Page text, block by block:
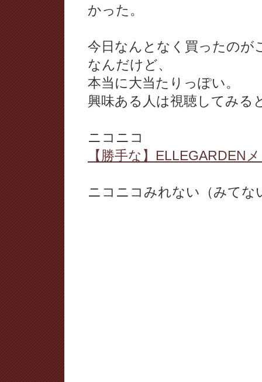
かった。
今日なんとなく買ったのが
なんだけど、
本当に大当たりっぽい。
興味ある人は視聴してみる
ニコニコ
【勝手な】ELLEGARDEN
ニコニコみれない（みてな